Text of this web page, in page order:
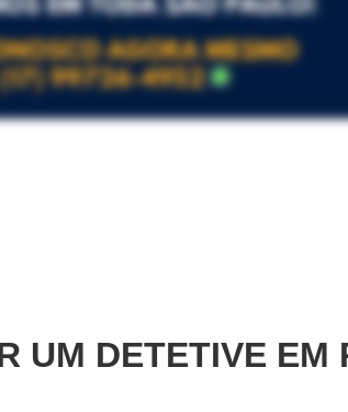
UM DETETIVE EM